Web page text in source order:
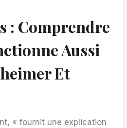
: Comprendre
Aussi
Et
« fournit une explication